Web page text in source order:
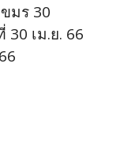
มร 30
30 เม.ย. 66